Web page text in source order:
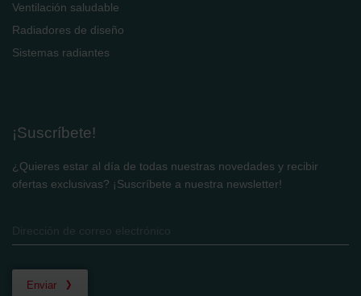
Ventilación saludable
Radiadores de diseño
Sistemas radiantes
¡Suscríbete!
¿Quieres estar al día de todas nuestras novedades y recibir
ofertas exclusivas? ¡Suscríbete a nuestra newsletter!
Enviar